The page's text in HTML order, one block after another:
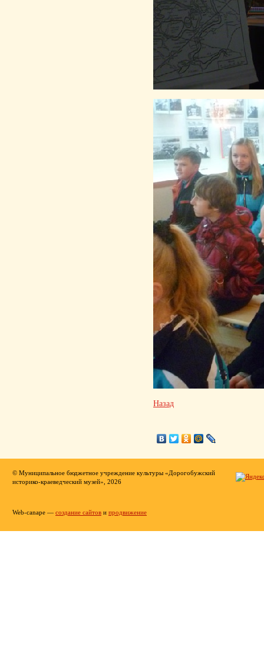
Назад
© Муниципальное бюджетное учреждение культуры «Дорогобужский
историко-краеведческий музей», 2026
Web-canape — создание сайтов и продвижение